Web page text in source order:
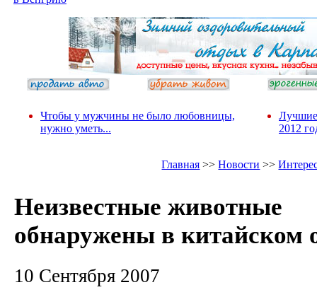
Чтобы у мужчины не было любовницы,
нужно уметь...
Лучшие
2012
Главная >>Новости >>
Неизвестные животные
обнаружены в китайском
10 Сентября 2007